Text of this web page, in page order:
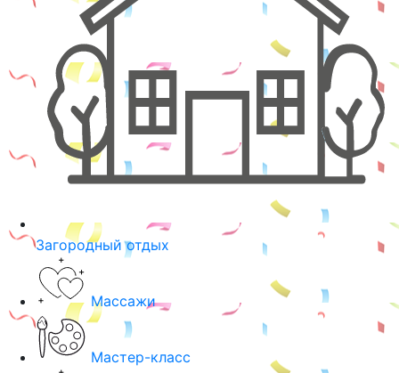
Загородный отдых
Массажи
Мастер-класс